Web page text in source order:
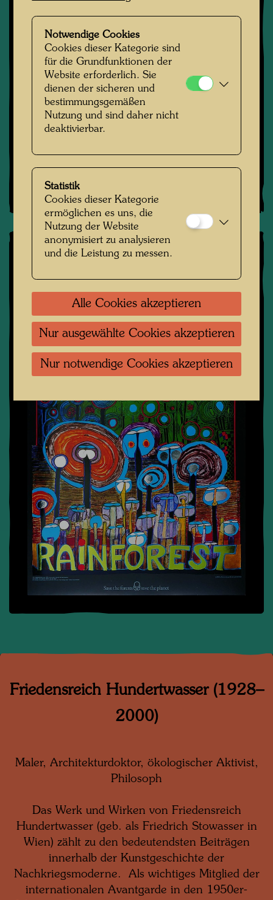
07. Januar 2026
Hundertwasser-Haus unter Denkmalschutz
15. März 2025
Ein Blick "behind the scenes" unseres
Ökologie
Friedensreich Hundertwasser (1928–
2000)
Maler, Architekturdoktor, ökologischer Aktivist,
Philosoph
Das Werk und Wirken von Friedensreich
Hundertwasser (geb. als Friedrich Stowasser in
Wien) zählt zu den bedeutendsten Beiträgen
innerhalb der Kunstgeschichte der
Nachkriegsmoderne. Als wichtiges Mitglied der
internationalen Avantgarde in den 1950er-
Notwendige Cookies
Cookies dieser Kategorie sind
für die Grundfunktionen der
Website erforderlich. Sie
dienen der sicheren und
bestimmungsgemäßen
Nutzung und sind daher nicht
deaktivierbar.
Statistik
Cookies dieser Kategorie
ermöglichen es uns, die
Nutzung der Website
anonymisiert zu analysieren
und die Leistung zu messen.
Alle Cookies akzeptieren
Nur ausgewählte Cookies akzeptieren
Nur notwendige Cookies akzeptieren